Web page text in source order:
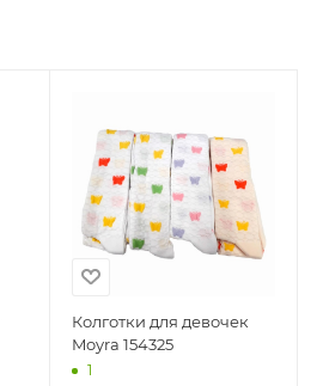
Колготки для девочек
Moyra 154325
1